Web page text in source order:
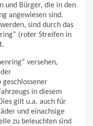
und Bürger, die in den
angewiesen sind.
sind durch das
(roter Streifen in
versehen,
in diesem
gilt u.a. auch für
und einachsige
zu beleuchten sind